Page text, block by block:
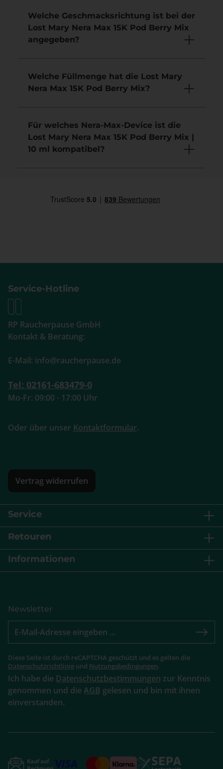
Welche Geschmacksrichtung ist bei der
Lost Mary Nera Max 15K Pod Berry Mix
angegeben?
Welche Füllmenge hat die Lost Mary
Nera Max 15K Pod Berry Mix?
Für welches Nera-Max-Device ist die
Lost Mary Nera Max 15K Pod Berry Mix |
10 ml kompatibel?
Service-Hotline
RP Raucherpause GmbH
Kontakt & Beratung:
E-Mail: info@raucherpause.de
Tel: 02161-683479-0
Mo-Fr: 09:00 - 17:00 Uhr
Oder über unser Kontaktformular.
Vertrag widerrufen
Service
Retouren
Informationen
Newsletter
Diese Seite ist durch reCAPTCHA geschützt und es gelten die
Datenschutzrichtlinie und Nutzungsbedingungen.
Ich habe die Datenschutzbestimmungen zur Kenntnis
genommen und die AGB gelesen und bin mit ihnen
einverstanden.